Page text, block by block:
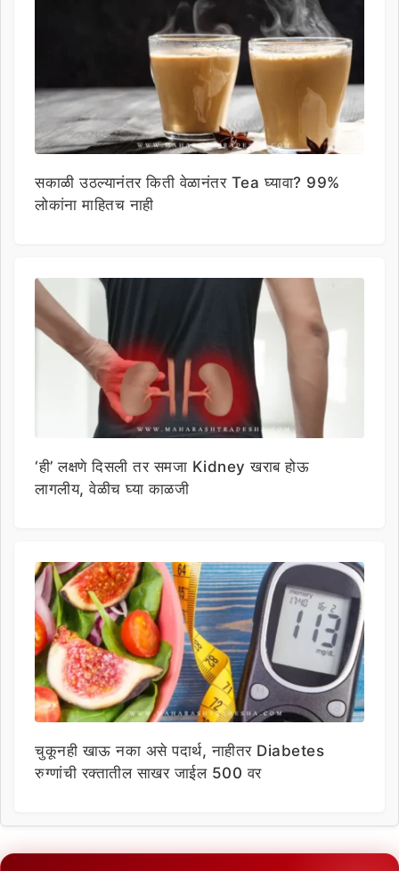
सकाळी उठल्यानंतर किती वेळानंतर Tea घ्यावा? 99%
लोकांना माहितच नाही
‘ही’ लक्षणे दिसली तर समजा Kidney खराब होऊ
लागलीय, वेळीच घ्या काळजी
चुकूनही खाऊ नका असे पदार्थ, नाहीतर Diabetes
रुग्णांची रक्तातील साखर जाईल 500 वर